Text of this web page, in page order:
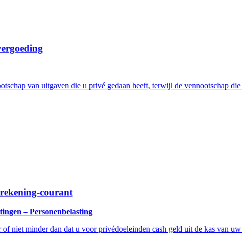
van uitgaven die u privé gedaan heeft, terwijl de vennootschap
courant
– Personenbelasting
niet minder dan dat u voor privédoeleinden cash geld uit de kas van